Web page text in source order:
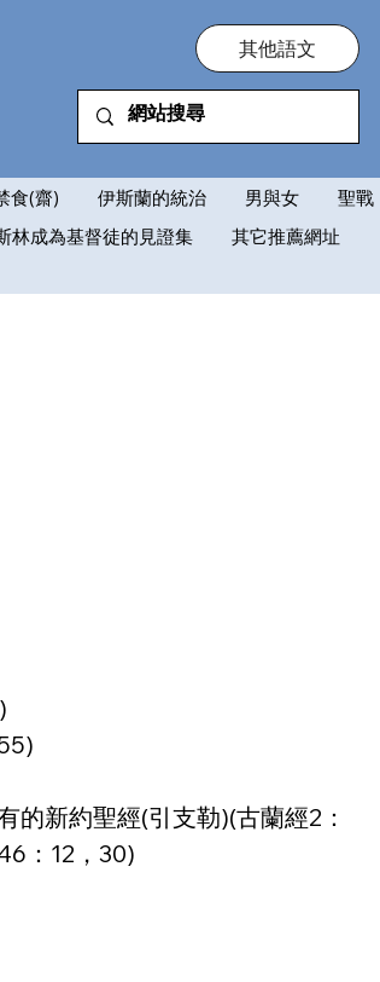
其他語文
食(齋) 伊斯蘭的統治 男與女
聖戰
林成為基督徒的見證集
其它推薦網址
新約聖經(引支勒)(古蘭經2：
：12，30)